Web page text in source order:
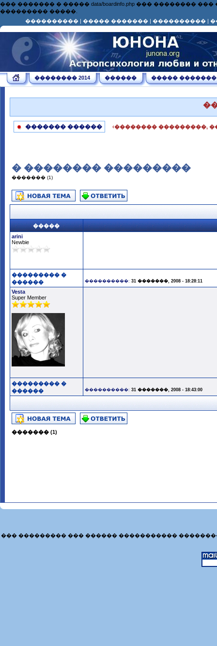
��� ������� � ����� data/boardinfo.php ���
��������� �����.
���������� | ����� ������� | ���������� |
�������� 2014 ������ ����� �������
������� ������ ‹�������� ���������,
� �������� ���������
������� (1)
�����
arini
Newbie
��������� �
������
����������: 31 �������, 2008 - 18:28:11
Vesta
Super Member
��������� �
������
����������: 31 �������, 2008 - 18:43:00
������� (1)
��� ��������� ��� ������ �����������